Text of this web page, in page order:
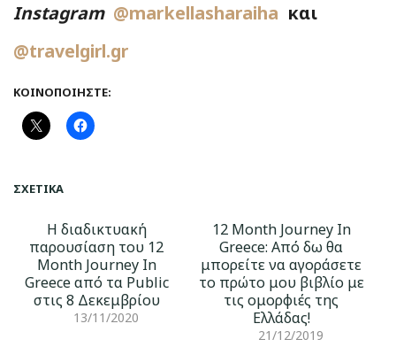
Instagram @markellasharaiha και
@travelgirl.gr
ΚΟΙΝΟΠΟΙΉΣΤΕ:
ΣΧΕΤΙΚΆ
Η διαδικτυακή
παρουσίαση του 12
Month Journey In
Greece από τα Public
στις 8 Δεκεμβρίου
13/11/2020
12 Month Journey In
Greece: Από δω θα
μπορείτε να αγοράσετε
το πρώτο μου βιβλίο με
τις ομορφιές της
Ελλάδας!
21/12/2019